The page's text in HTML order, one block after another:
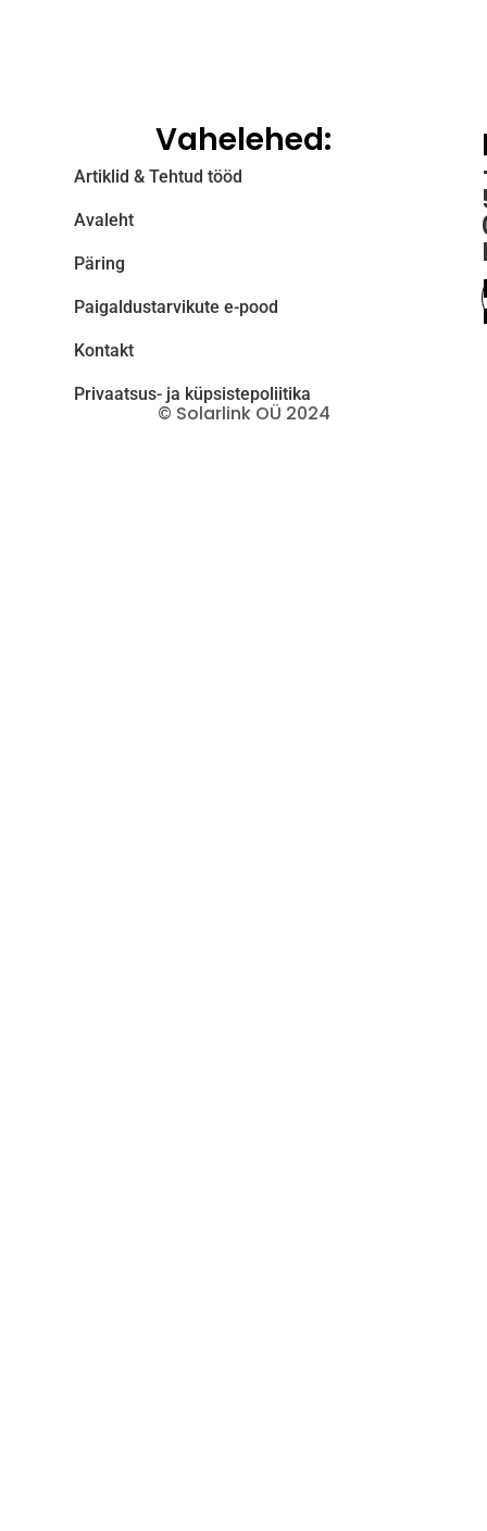
Vahelehed:
Artiklid & Tehtud tööd
Avaleht
Päring
Paigaldustarvikute e-pood
Kontakt
Privaatsus- ja küpsistepoliitika
© Solarlink OÜ 2024